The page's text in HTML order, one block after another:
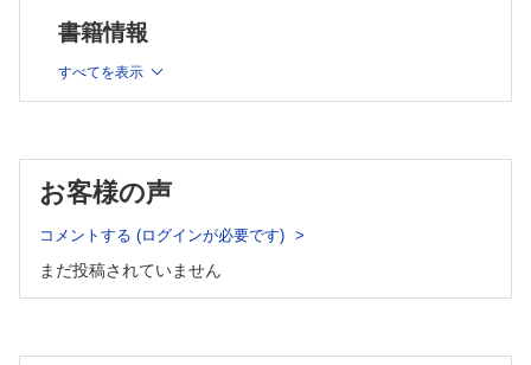
眼内レンズによるモノビジョン （神谷和孝）
白内障手術時に片眼遠方矯正，僚眼近方矯正を行い，良好な全距離視
力が得られた症例
眼内レンズ度数ずれに対するpiggyback法 （飯田嘉彦）
白内障手術後の屈折誤差に対してsecondary piggybackを施行した症
白内障手術後／多焦点眼内レンズ不満例（眼内レンズを交換せずに対処
術後の長期経過で不満が解消した症例と不満がまだ残る症例
換した症例） （高橋真紀子，高畠 隆）
霧視状態の改善を眼内レンズ交換によって得た症例
水晶体
屈折検査の測定原理
屈折度の検出と矯正
不正乱視の検出
高機能眼内レンズのための視機能評価法 （常吉由佳里，根
書籍情報
すべてを表示
お客様の声
コメントする (ログインが必要です)
まだ投稿されていません